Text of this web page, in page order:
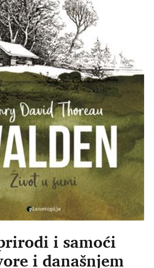
i samoći
i današnjem